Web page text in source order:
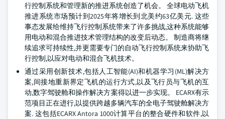
行控制系统和管理新的推进系统创造了机会。 全球电动飞机
推进系统市场预计到2025年将增长到北美约63亿美元. 这些
事态发展给维持飞行控制系统带来了许多挑战,这种系统能够
用电动和混合推进技术管理结构的改变后动态。 制造商将继
续追求可持续性,并更需要专门的自动飞行控制系统来协助飞
行控制,以应对电动和混合飞机技术。
通过采用创新技术,包括人工智能(AI)和机器学习(ML)解决方
案,间接地重新界定飞机的运行方式,以及飞行员与飞机的互
动,数字驾驶舱和操作解决方案得以进一步实现。 ECARX有示
范项目正在进行,以提供跨越多辆汽车的全电子驾驶舱解决方
案. 这包括ECARX Antora 1000计算平台的整合硬件和软件,以